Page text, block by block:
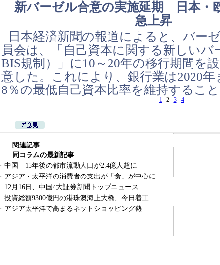
新バーゼル合意の実施延期 日本・
急上昇
日本経済新聞の報道によると、バー
員会は、「自己資本に関する新しいバ
BIS規制）」に10～20年の移行期間を
意した。これにより、銀行業は2020年
8％の最低自己資本比率を維持するこ
1 2 3 4
関連記事
同コラムの最新記事
· 中国 15年後の都市流動人口が2.4億人超に
· アジア・太平洋の消費者の支出が「食」が中心に
· 12月16日、中国4大証券新聞トップニュース
· 投資総額9300億円の港珠澳海上大橋、今日着工
· アジア太平洋で高まるネットショッピング熱